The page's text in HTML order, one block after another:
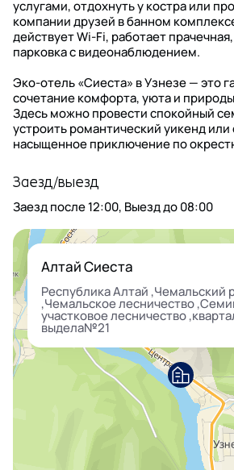
услугами, отдохнуть у костра или
компании друзей в банном
действует Wi-Fi, работает
парковка с видеонаблюдением.
Эко-отель «Сиеста» в Узнезе — это
сочетание комфорта, уюта и
Здесь можно провести спокойный
устроить романтический уикенд или
насыщенное приключение по
Заезд/выезд
Заезд после12:00, Выезд до08:00
Алтай Сиеста
Республика Алтай ,Чемальский
,Чемальское лесничество
участковое лесничество
выдела№21